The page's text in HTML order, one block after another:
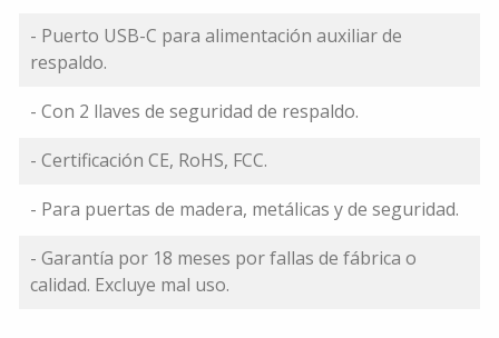
- Puerto USB-C para alimentación auxiliar de
respaldo.
- Con 2 llaves de seguridad de respaldo.
- Certificación CE, RoHS, FCC.
- Para puertas de madera, metálicas y de seguridad.
- Garantía por 18 meses por fallas de fábrica o
calidad. Excluye mal uso.